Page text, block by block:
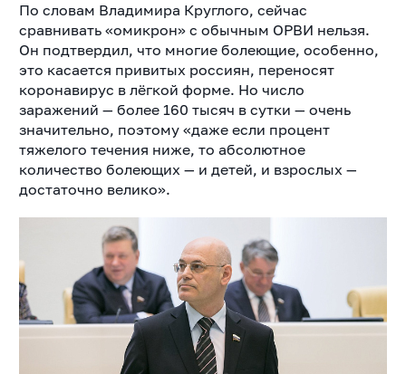
По словам Владимира Круглого, сейчас
сравнивать «омикрон» с обычным ОРВИ нельзя.
Он подтвердил, что многие болеющие, особенно,
это касается привитых россиян, переносят
коронавирус в лёгкой форме. Но число
заражений — более 160 тысяч в сутки — очень
значительно, поэтому «даже если процент
тяжелого течения ниже, то абсолютное
количество болеющих — и детей, и взрослых —
достаточно велико».